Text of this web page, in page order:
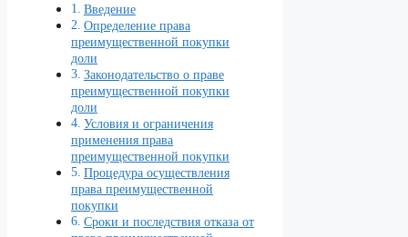
Введение
Определение права
преимущественной покупки
доли
Законодательство о праве
преимущественной покупки
доли
Условия и ограничения
применения права
преимущественной покупки
Процедура осуществления
права преимущественной
покупки
Сроки и последствия отказа от